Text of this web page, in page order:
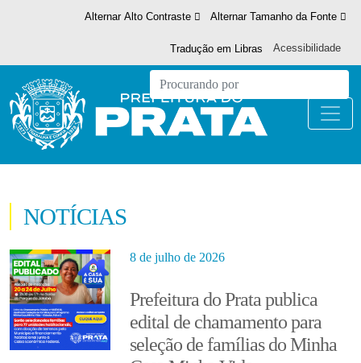
Alternar Alto Contraste Alternar Tamanho da Fonte
Acessibilidade
Tradução em Libras
NOTÍCIAS
8 de julho de 2026
Prefeitura do Prata publica
edital de chamamento para
seleção de famílias do Minha